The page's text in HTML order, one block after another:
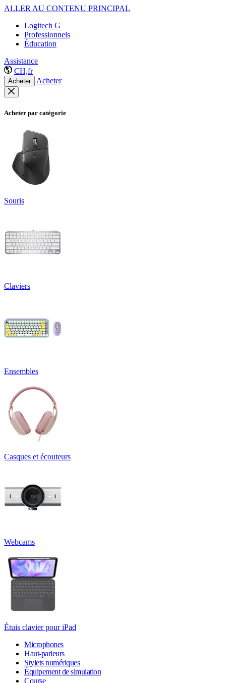
ALLER AU CONTENU PRINCIPAL
Logitech G
Professionnels
Éducation
Assistance
CH,fr
Acheter Acheter
Acheter par catégorie
Souris
Claviers
Ensembles
Casques et écouteurs
Webcams
Étuis clavier pour iPad
Microphones
Haut-parleurs
Stylets numériques
Équipement de simulation
Course